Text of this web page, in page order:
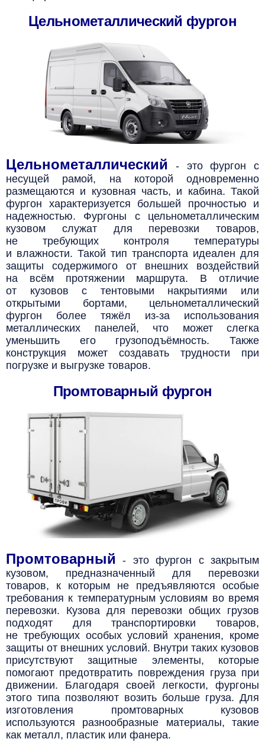
Цельнометаллический фургон
Цельнометаллический - это фургон с
несущей рамой, на которой одновременно
размещаются и кузовная часть, и кабина. Такой
фургон характеризуется большей прочностью и
надежностью. Фургоны с цельнометаллическим
кузовом служат для перевозки товаров,
не требующих контроля температуры
и влажности. Такой тип транспорта идеален для
защиты содержимого от внешних воздействий
на всём протяжении маршрута. В отличие
от кузовов с тентовыми накрытиями или
открытыми бортами, цельнометаллический
фургон более тяжёл из-за использования
металлических панелей, что может слегка
уменьшить его грузоподъёмность. Также
конструкция может создавать трудности при
погрузке и выгрузке товаров.
Промтоварный фургон
Промтоварный - это фургон с закрытым
кузовом, предназначенный для перевозки
товаров, к которым не предъявляются особые
требования к температурным условиям во время
перевозки. Кузова для перевозки общих грузов
подходят для транспортировки товаров,
не требующих особых условий хранения, кроме
защиты от внешних условий. Внутри таких кузовов
присутствуют защитные элементы, которые
помогают предотвратить повреждения груза при
движении. Благодаря своей легкости, фургоны
этого типа позволяют возить больше груза. Для
изготовления промтоварных кузовов
используются разнообразные материалы, такие
как металл, пластик или фанера.